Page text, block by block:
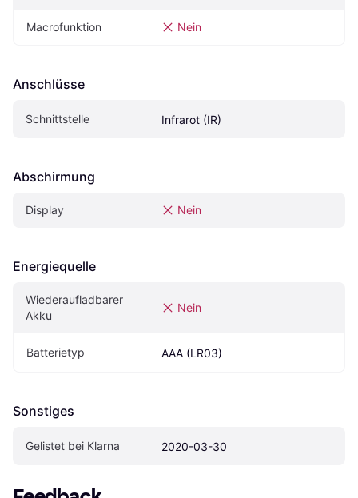
Macrofunktion Nein
Anschlüsse
Schnittstelle Infrarot (IR)
Abschirmung
Display Nein
Energiequelle
Wiederaufladbarer
Akku
Nein
Batterietyp AAA (LR03)
Sonstiges
Gelistet bei Klarna 2020-03-30